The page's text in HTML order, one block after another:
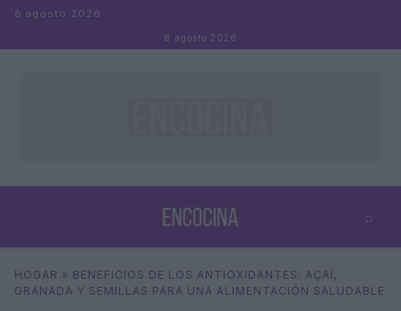
Saltar al contenido
8 agosto 2026
8 agosto 2026
⌕
Buscar ⌕
HOGAR » BENEFICIOS DE LOS ANTIOXIDANTES: AÇAÍ,
GRANADA Y SEMILLAS PARA UNA ALIMENTACIÓN SALUDABLE